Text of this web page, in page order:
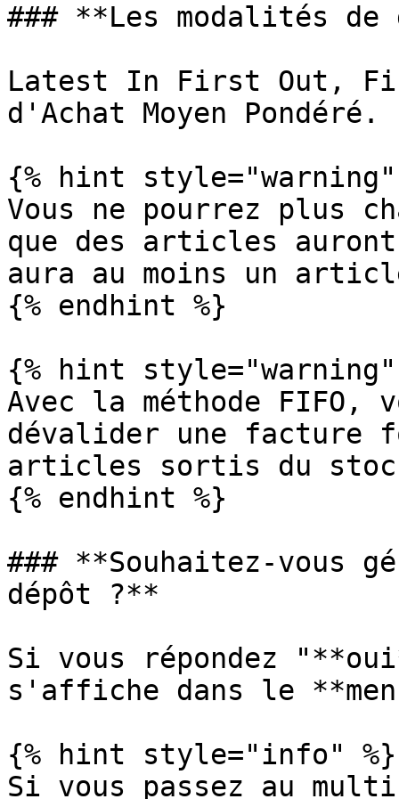
### **Les modalités
Latest In First Out,
d'Achat Moyen Pondéré.
{% hint style="warning"
Vous ne pourrez plus
que des articles
aura au moins un
{% endhint %}
{% hint style="warning"
Avec la méthode FIFO,
dévalider une facture
articles sortis du
{% endhint %}
### **Souhaitez-vous
dépôt ?**
Si vous répondez
s'affiche dans le
{% hint style="info" %}
Si vous passez au